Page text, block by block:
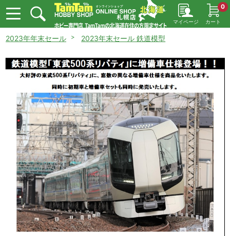
マイページ カート
0
2023年年末セール 2023年末セール 鉄道模型